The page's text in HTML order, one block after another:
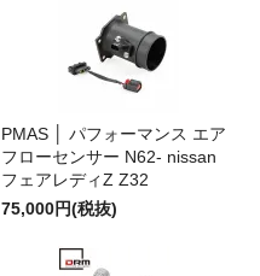
PMAS │ パフォーマンス エア
フローセンサー N62- nissan
フェアレディZ Z32
75,000円(税抜)